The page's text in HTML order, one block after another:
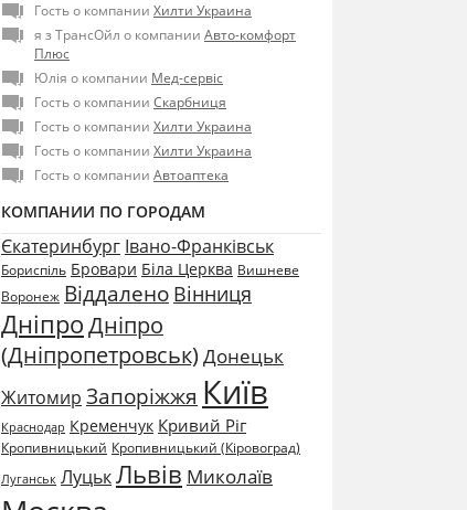
Гость о компании Хилти Украина
я з ТрансОйл о компании Авто-комфорт
Плюс
Юлія о компании Мед-сервіс
Гость о компании Скарбниця
Гость о компании Хилти Украина
Гость о компании Хилти Украина
Гость о компании Автоаптека
КОМПАНИИ ПО ГОРОДАМ
Єкатеринбург Івано-Франківськ
Бориспіль Бровари Біла Церква Вишневе
Воронеж Віддалено Вінниця
ДніпроДніпро
(Дніпропетровськ) Донецьк
Житомир Запоріжжя Київ
Краснодар Кременчук Кривий Ріг
Кропивницький Кропивницький (Кіровоград)
Луганськ ЛуцькЛьвів Миколаїв